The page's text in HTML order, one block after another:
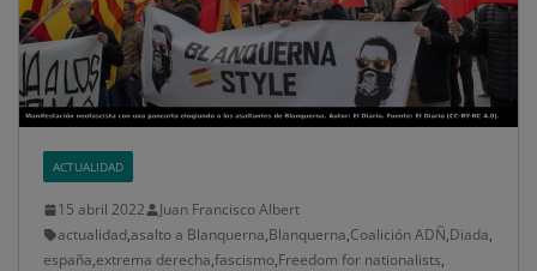
ACTUALIDAD
15 abril 2022
Juan Francisco Albert
actualidad,asalto a Blanquerna,Blanquerna,Coalición ADÑ,Diada,
españa,extrema derecha,fascismo,Freedom for nationalists,